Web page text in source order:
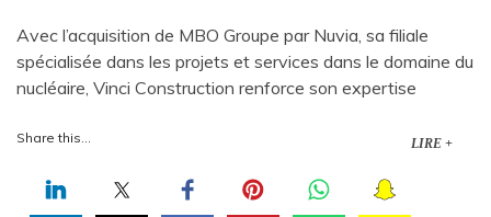
Avec l’acquisition de MBO Groupe par Nuvia, sa filiale
spécialisée dans les projets et services dans le domaine du
nucléaire, Vinci Construction renforce son expertise
Share this... LIRE +